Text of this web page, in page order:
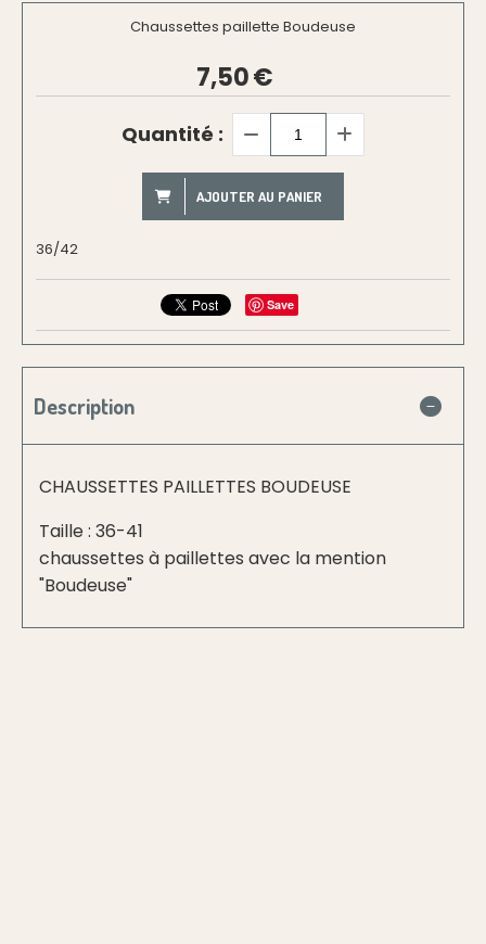
Chaussettes paillette Boudeuse
7,50€
Quantité :
AJOUTER AU PANIER
36/42
Save
Description
CHAUSSETTES PAILLETTES BOUDEUSE
Taille : 36-41
chaussettes à paillettes avec la mention
"Boudeuse"